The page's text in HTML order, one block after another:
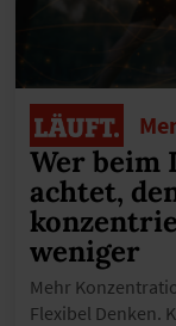
Wer beim
achtet,
weniger
Mehr
Flexibel Denken.